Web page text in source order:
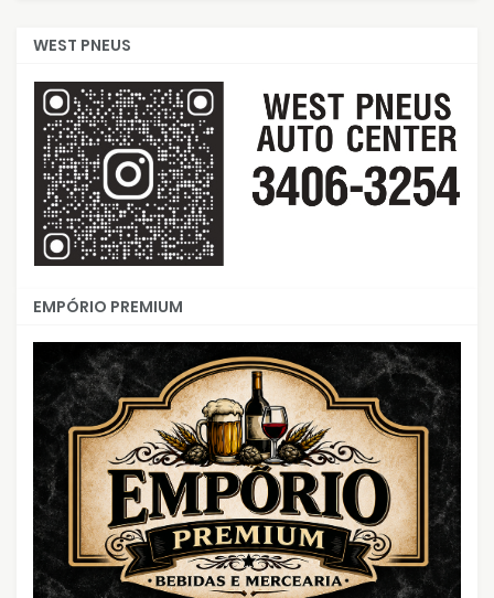
WEST PNEUS
EMPÓRIO PREMIUM